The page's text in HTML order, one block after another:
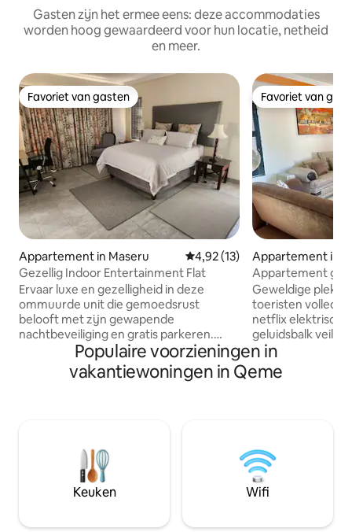
Gasten zijn het ermee eens: deze accommodaties
worden hoog gewaardeerd voor hun locatie, netheid
en meer.
Favoriet van gasten
Favoriet van gasten
Appartement in Maseru Gemiddelde beoordeling van
4,92 (13)
Gezellig Indoor Entertainment Flat
Ervaar luxe en gezelligheid in deze
ommuurde unit die gemoedsrust
belooft met zijn gewapende
nachtbeveiliging en gratis parkeren.
Geniet van een volledig uitgeruste open
keuken, 2 ruime badkamers, eethoek en
woonkamer met een open haard en een
met een houtkachel, barkoelkast en
gootsteen. Onbeperkt wifi, DSTV en
Netflix dragen bij aan het comfort. De
unit bevindt zich in een complex van 4
Favoriet van
Favoriet van
Appartement in
Appartement
Cbd Malls
Geweldige plek
toeristen volledig
netflix
geluidsbalk veilig
centraal gelegen
voorzieningen +-
Town Malls
naar Thaba bosiu
van de Mohale
dicht bij alle
Course UN House Amerikaanse
Populaire voorzieningen in
vakantiewoningen in Qeme
Keuken Wifi